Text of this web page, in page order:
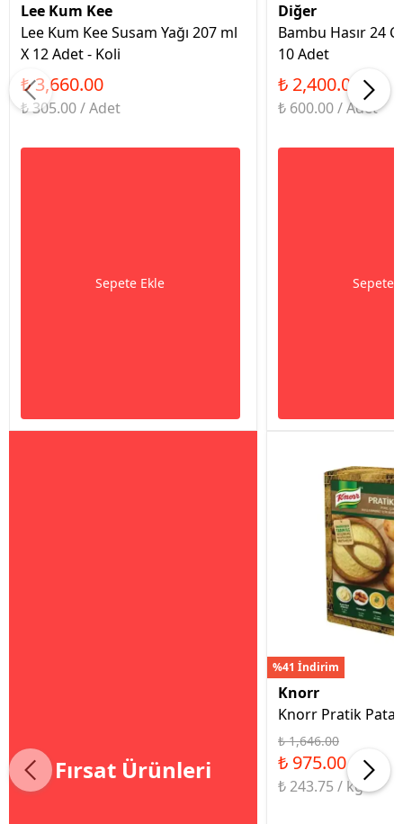
Lee Kum Kee
Lee Kum Kee Susam Yağı 207 ml
X 12 Adet - Koli
₺ 3,660.00
₺ 305.00 / Adet
Sepete Ekle
Diğer
Bambu Hasır 24
10 Adet
₺ 2,400.00
₺ 600.00 / Adet
Sepete
Fırsat Ürünleri
%41 İndirim
Knorr
Knorr Pratik
₺ 1,646.00
₺ 975.00
₺ 243.75 / kg